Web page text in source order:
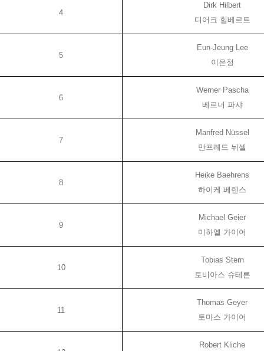
4
Dirk Hilbert
디어크 힐베르트
5
Eun-Jeung Lee
이은정
6
Werner Pascha
베르너 파샤
7
Manfred Nüssel
만프레드 뉘셀
8
Heike Baehrens
하이케 베렌스
9
Michael Geier
미하엘 가이어
10
Tobias Stern
토비아스 슈테른
11
Thomas Geyer
토마스 가이어
Robert Kliche